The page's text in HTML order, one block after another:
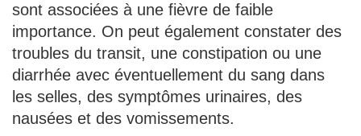
sont associées à une fièvre de faible
importance. On peut également constater des
troubles du transit, une constipation ou une
diarrhée avec éventuellement du sang dans
les selles, des symptômes urinaires, des
nausées et des vomissements.